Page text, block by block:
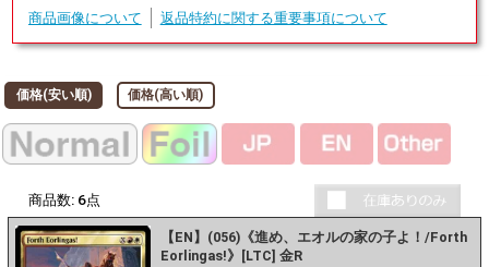
商品画像について 返品特約に関する重要事項について
価格(安い順) 価格(高い順)
商品数: 6点
【EN】(056)《進め、エオルの家の子よ！/Forth
Eorlingas!》[LTC] 金R